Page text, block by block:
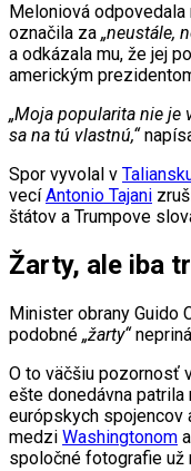
Meloniová
označila za „neustále,
a odkázala mu, že jej
americkým
„Moja popularita nie je
sa na tú vlastnú,“
Spor vyvolal v
vecíAntonio Tajani
štátov a Trumpove
Žarty, ale iba
Minister obrany Guido
podobné „žarty“
O to väčšiu pozornosť
ešte donedávna
európskych spojencov
medzi Washingtonom
spoločné fotografie už